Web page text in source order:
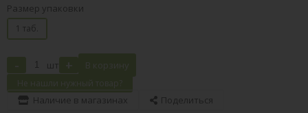
Размер упаковки
1 таб.
- шт + В корзину
Не нашли нужный товар?
Наличие в магазинах Поделиться